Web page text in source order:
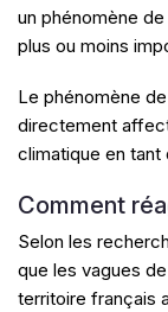
un phénomène
plus ou moins
Le phénomène
directement
climatique en tant
Comment
Selon les
que les vagues
territoire français